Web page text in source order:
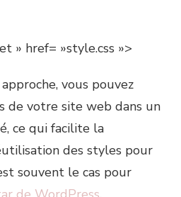
» href= »style.css »>
vous pouvez
de votre site web dans un
ce qui facilite la
des styles pour
souvent le cas pour